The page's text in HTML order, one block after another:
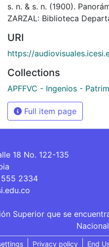
s. n. & s. n. (1900).
ZARZAL: Biblioteca
URI
https://
Collections
APFFVC - Ingenios -
Full item page
18 No. 122-135
2334
Superior que se
Privacy policy End